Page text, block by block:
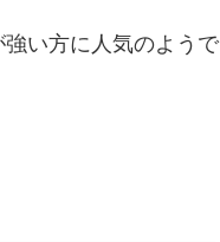
い方に人気のようで